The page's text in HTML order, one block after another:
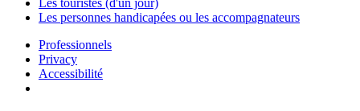
Les touristes (d'un jour)
Les personnes handicapées ou les accompagnateurs
Professionnels
Privacy
Accessibilité